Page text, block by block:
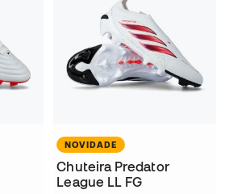
NOVIDADE
Chuteira Predator
League LL FG